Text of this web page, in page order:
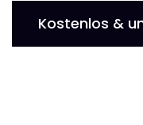
Kostenlos &